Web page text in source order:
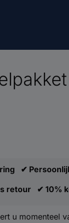
✔
retour ✔ 10%
u momenteel